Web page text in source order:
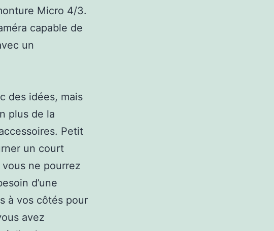
Micro 4/3.
capable de
un
des idées, mais
plus de la
Petit
un court
ne pourrez
d’une
à vos côtés pour
avez